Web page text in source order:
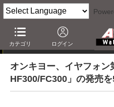
カテゴリ ログイン
ニュース
オンキヨー、イヤフォン
HF300/FC300」の発売